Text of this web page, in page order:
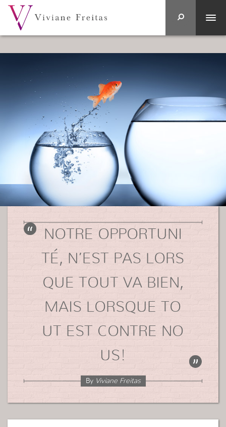
NOTRE OPPORTUNI
TÉ, N’EST PAS LORS
QUE TOUT VA BIEN,
MAIS LORSQUE TO
UT EST CONTRE NO
US!
By Viviane Freitas